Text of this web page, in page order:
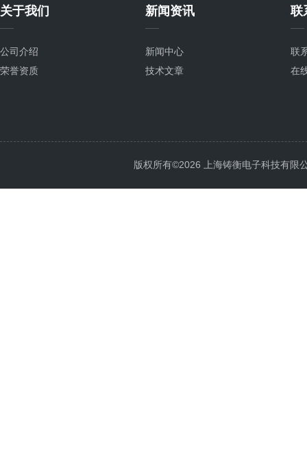
关于我们
公司介绍
荣誉资质
新闻资讯
新闻中心
技术文章
联
联
在
版权所有©2026 上海铸衡电子科技有